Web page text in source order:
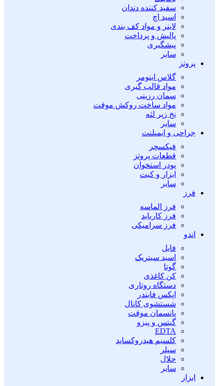
سفید کننده دندان
اسید اچ
لاینر و مواد کف بندی
پالیش و پرداخت
پیشگیری
سایر
پروتز
گلاس اینومر
مواد قالب گیری
سمان رزینی
مواد ساخت روکش موقت
نخ زیر لثه
سایر
جراحی و ایمپلنت
فیکسچر
قطعات پروتز
پودر استخوان
ابزار و کیت
سایر
فرز
فرز الماسه
فرز کارباید
فرز سرامیکی
اندو
فایل
اسید سیتریک
گوتا
کن کاغذی
دستگاه روتاری
اپکس فایندر
شستشوی کانال
پانسمان موقت
گیتس و پیزو
EDTA
کلسیم هیدروکساید
سیلر
حلال
سایر
ابزار